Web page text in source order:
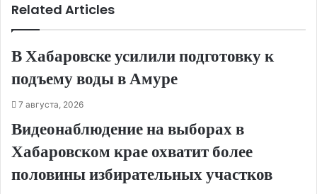
Related Articles
В Хабаровске усилили подготовку к
подъему воды в Амуре
7 августа, 2026
Видеонаблюдение на выборах в
Хабаровском крае охватит более
половины избирательных участков